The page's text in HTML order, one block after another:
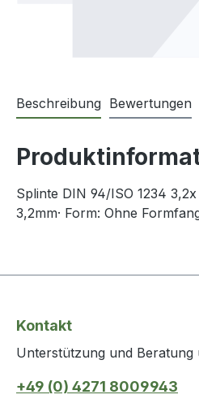
Beschreibung Bewertungen
Splinte DIN 94/ISO 1234
3,2mm· Form: Ohne
Kontakt
Unterstützung und Beratung
+49 (0) 4271 8009943